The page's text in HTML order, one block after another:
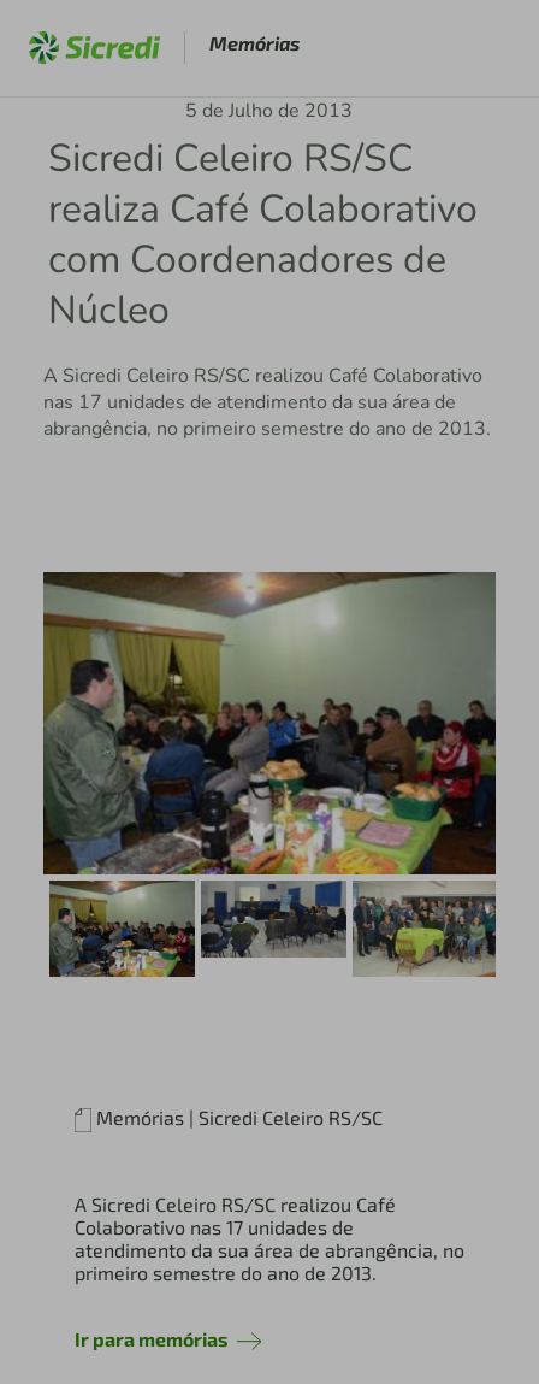
Memórias
5 de Julho de 2013
Sicredi Celeiro RS/SC
realiza Café Colaborativo
com Coordenadores de
Núcleo
A Sicredi Celeiro RS/SC realizou Café Colaborativo
nas 17 unidades de atendimento da sua área de
abrangência, no primeiro semestre do ano de 2013.
Memórias | Sicredi Celeiro RS/SC
A Sicredi Celeiro RS/SC realizou Café
Colaborativo nas 17 unidades de
atendimento da sua área de abrangência, no
primeiro semestre do ano de 2013.
Ir para memórias